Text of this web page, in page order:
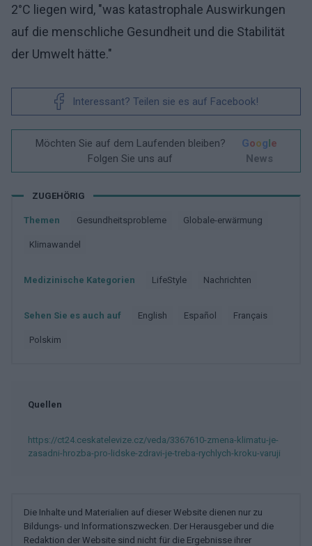
2°C liegen wird, "was katastrophale Auswirkungen
auf die menschliche Gesundheit und die Stabilität
der Umwelt hätte."
Interessant? Teilen sie es auf Facebook!
Möchten Sie auf dem Laufenden bleiben?
Folgen Sie uns auf
Google
News
ZUGEHÖRIG
Themen Gesundheitsprobleme Globale-erwärmung
Klimawandel
Medizinische Kategorien LifeStyle Nachrichten
Sehen Sie es auch auf english español français
polskim
Quellen
https://ct24.ceskatelevize.cz/veda/3367610-zmena-klimatu-je-
zasadni-hrozba-pro-lidske-zdravi-je-treba-rychlych-kroku-varuji
Die Inhalte und Materialien auf dieser Website dienen nur zu
Bildungs- und Informationszwecken. Der Herausgeber und die
Redaktion der Website sind nicht für die Ergebnisse ihrer